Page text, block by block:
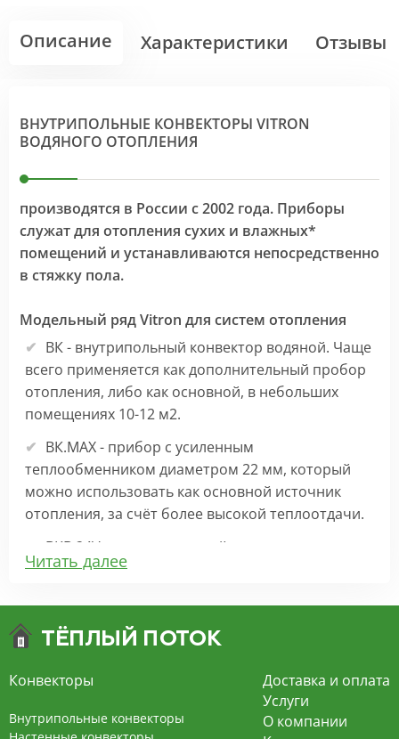
Описание Характеристики Отзывы
ВНУТРИПОЛЬНЫЕ КОНВЕКТОРЫ VITRON
ВОДЯНОГО ОТОПЛЕНИЯ
производятся в России с 2002 года. Приборы
служат для отопления сухих и влажных*
помещений и устанавливаются непосредственно
в стяжку пола.
Модельный ряд Vitron для систем отопления
ВК - внутрипольный конвектор водяной. Чаще
всего применяется как дополнительный пробор
отопления, либо как основной, в небольших
помещениях 10-12 м2.
ВК.МАХ - прибор с усиленным
теплообменником диаметром 22 мм, который
можно использовать как основной источник
отопления, за счёт более высокой теплоотдачи.
ВКВ 24V – внутрипольный конвектор
отопления с вентилятором на 24В подходит для
экономит электроэнергию и бесшумно работает.
конвекцией на 220В. За счет тангенциального
вентилятора создает принудительную
Читать далее
Конвекторы
Внутрипольные конвекторы
Доставка и оплата
Услуги
О компании